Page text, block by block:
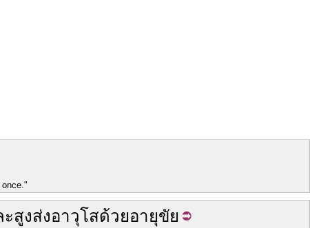
สูงส่งอาวุโสด้วยอายุขัย